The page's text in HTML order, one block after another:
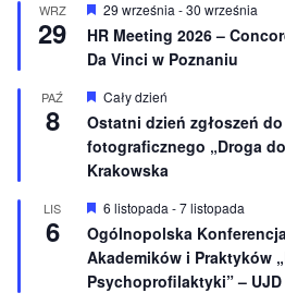
n
i
o
n
WRZ
29
W
y
r
ó
n
o
n
e
29 września -30 września
HR Meeting 2026 –
Da Vinci w Poznaniu
PAŹ
8
W
r
ó
ż
n
i
o
n
e
Cały dzień
Ostatni dzień zgłoszeń
fotograficznego „Droga
Krakowska
LIS
6
W
r
ó
ż
n
6 listopada -7 listopada
Ogólnopolska
Akademików i Praktyków
Psychoprofilaktyki” –